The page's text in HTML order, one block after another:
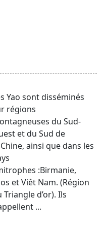
Yao sont disséminés
régions
du Sud-
et du Sud de
ainsi que dans les
:Birmanie,
et Viêt Nam. (Région
Triangle d’or). Ils
...